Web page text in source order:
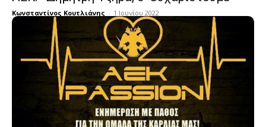
Κωνσταντίνος Κουτλιάνης - 1 Ιουνίου 2022